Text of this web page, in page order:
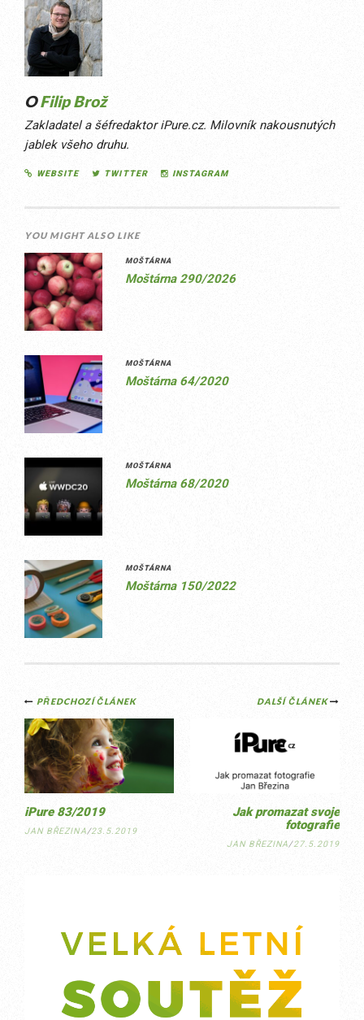
O Filip Brož
Zakladatel a šéfredaktor iPure.cz. Milovník nakousnutých
jablek všeho druhu.
WEBSITE TWITTER INSTAGRAM
YOU MIGHT ALSO LIKE
MOŠTÁRNA
Moštárna 290/2026
MOŠTÁRNA
Moštárna 64/2020
MOŠTÁRNA
Moštárna 68/2020
MOŠTÁRNA
Moštárna 150/2022
Post
navigation
DALŠÍ ČLÁNEK
Jak promazat svoje
fotografie
JAN BŘEZINA/27.5.2019
PŘEDCHOZÍ ČLÁNEK
iPure 83/2019
JAN BŘEZINA/23.5.2019